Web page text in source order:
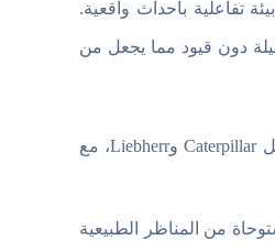
تفاعلية بأحداث واقعية.
دون قيود مما يجعل من
تمنحك الوصول لأكثر من 80 آلية ومعدة من شركات عالمية حقيقية مثل Caterpillar وLiebherr، مع
من المناظر الطبيعية